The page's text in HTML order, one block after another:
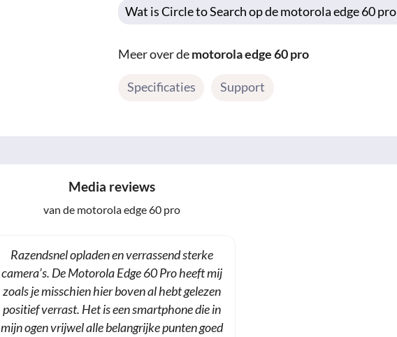
Wat is Circle to Search op de motorola edge 60 pro
Meer over demotorola edge 60 pro
Specificaties Support
Media reviews
van de motorola edge 60 pro
Razendsnel opladen en verrassend sterke
camera’s. De Motorola Edge 60 Pro heeft mij
zoals je misschien hier boven al hebt gelezen
positief verrast. Het is een smartphone die in
mijn ogen vrijwel alle belangrijke punten goed